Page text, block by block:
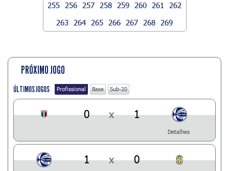
255
256 257 258 259 260 261
262
263
264 265 266 267 268 269
PRÓXIMO JOGO
ÚLTIMOS JOGOS Profissional Base Sub-20
0 x 1
Detalhes
1 x 0